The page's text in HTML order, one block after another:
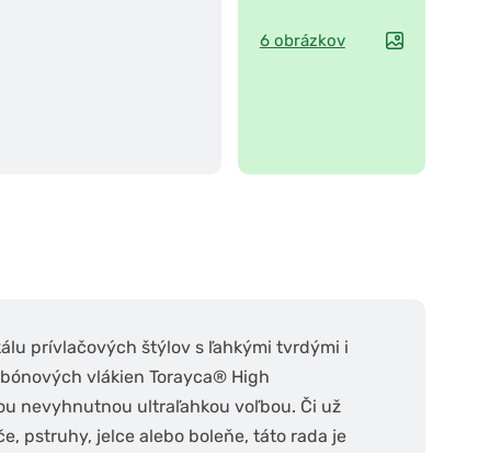
6 obrázkov
prívlačových štýlov s ľahkými tvrdými i
vlákien Torayca® High
nevyhnutnou ultraľahkou voľbou. Či už
pstruhy, jelce alebo boleňe, táto rada je